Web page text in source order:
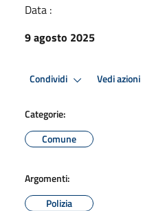
Data :
9 agosto 2025
Condividi Vedi azioni
Categorie:
Comune
Argomenti:
Polizia